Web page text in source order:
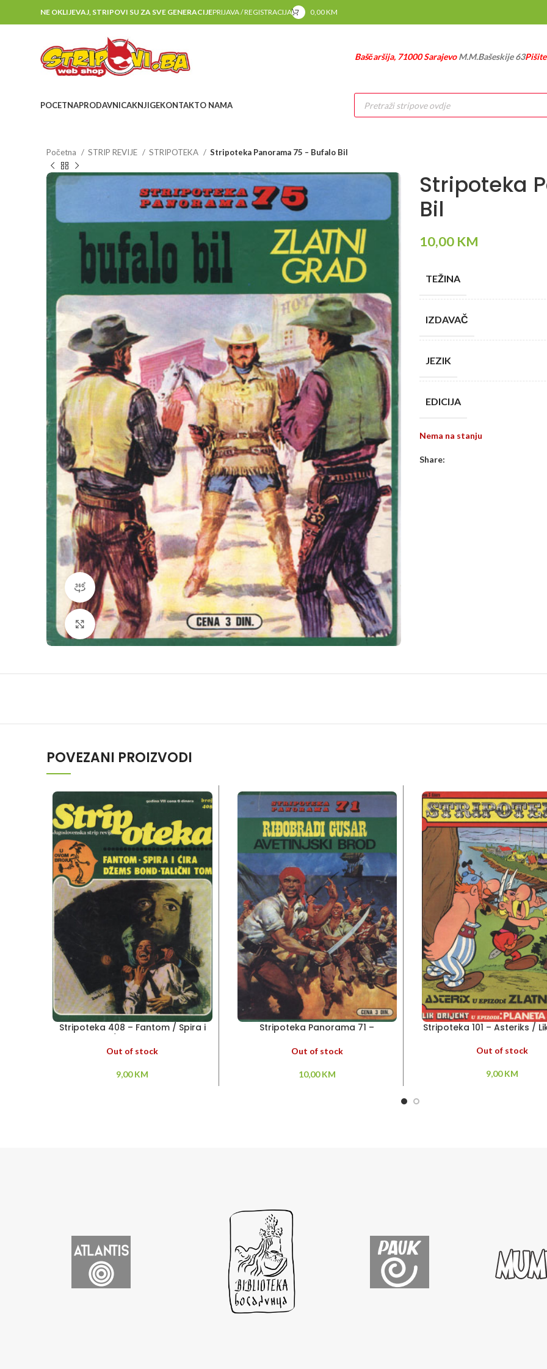
NE OKLIJEVAJ, STRIPOVI SU ZA SVE GENERACIJEPRIJAVA / REGISTRACIJA 0,00KM
Baščaršija, 71000 SarajevoM.M.Bašeskije 63
POCETNAPRODAVNICAKNJIGEKONTAKTO NAMA
Products
search
Početna STRIP REVIJE STRIPOTEKA Stripoteka Panorama 75 – Bufalo Bil
360 product view
Klikni da povečaš
Stripoteka
Bil
10,00 KM
TEŽINA
IZDAVAČ
JEZIK
EDICIJA
Nema na stanju
Share:
POVEZANI PROIZVODI
Stripoteka 408 – Fantom / Spira i
Out of stock
9,00KM
Stripoteka Panorama 71 –
Out of stock
10,00KM
Stripoteka 101 – Asteriks /
Out of stock
9,00KM